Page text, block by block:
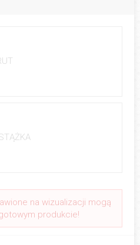
na wizualizacji mogą
produkcie!